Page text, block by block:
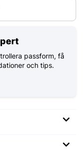
passform, få
och tips.